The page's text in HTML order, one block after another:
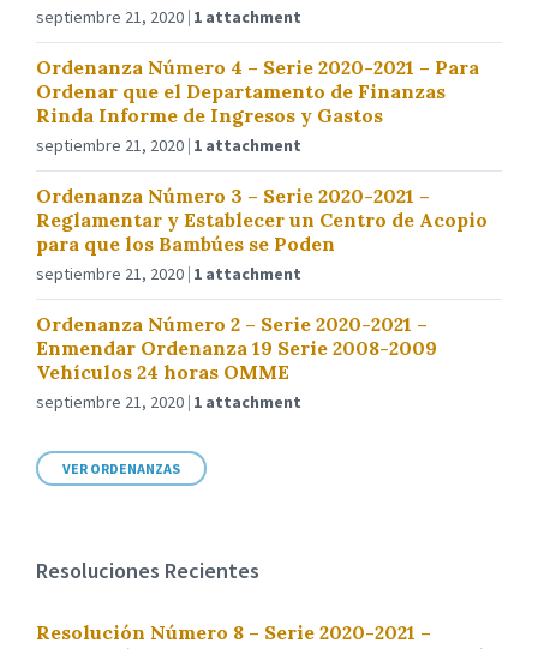
septiembre 21, 2020 1 attachment
Ordenanza Número 4 – Serie 2020-2021 – Para
Ordenar que el Departamento de Finanzas
Rinda Informe de Ingresos y Gastos
septiembre 21, 2020 1 attachment
Ordenanza Número 3 – Serie 2020-2021 –
Reglamentar y Establecer un Centro de Acopio
para que los Bambúes se Poden
septiembre 21, 2020 1 attachment
Ordenanza Número 2 – Serie 2020-2021 –
Enmendar Ordenanza 19 Serie 2008-2009
Vehículos 24 horas OMME
septiembre 21, 2020 1 attachment
VER ORDENANZAS
Resoluciones Recientes
Resolución Número 8 – Serie 2020-2021 –